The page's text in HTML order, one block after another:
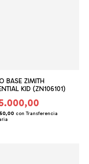
BASE ZIMITH
KID (ZN106101)
con Transferencia